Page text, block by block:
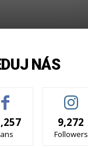
NÁS
9,272
Followers